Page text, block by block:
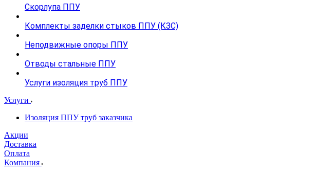
Скорлупа ППУ
Комплекты заделки стыков ППУ (КЗС)
Неподвижные опоры ППУ
Отводы стальные ППУ
Услуги изоляция труб ППУ
Услуги
Изоляция ППУ труб заказчика
Акции
Доставка
Оплата
Компания